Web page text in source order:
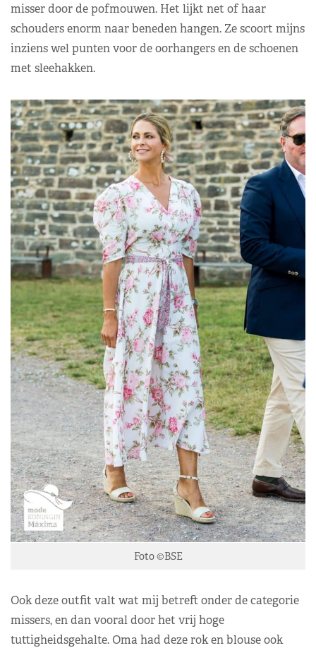
misser door de pofmouwen. Het lijkt net of haar
schouders enorm naar beneden hangen. Ze scoort mijns
inziens wel punten voor de oorhangers en de schoenen
met sleehakken.
Foto ©BSE
Ook deze outfit valt wat mij betreft onder de categorie
missers, en dan vooral door het vrij hoge
tuttigheidsgehalte. Oma had deze rok en blouse ook